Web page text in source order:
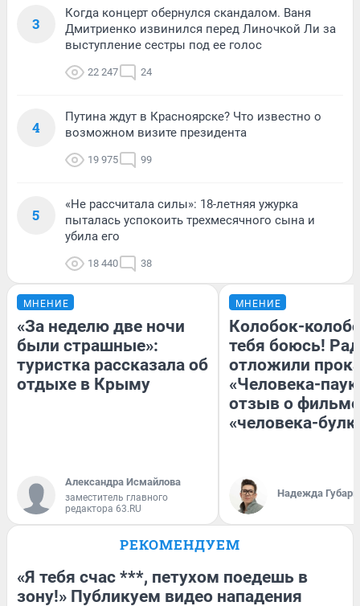
3
Когда концерт обернулся скандалом. Ваня
Дмитриенко извинился перед Линочкой Ли за
выступление сестры под ее голос
22 247 24
4
Путина ждут в Красноярске? Что известно о
возможном визите президента
19 975 99
5
«Не рассчитала силы»: 18-летняя ужурка
пыталась успокоить трехмесячного сына и
убила его
18 440 38
МНЕНИЕ
«За неделю две ночи
были страшные»:
туристка рассказала об
отдыхе в Крыму
Александра Исмайлова
заместитель главного
редактора 63.RU
МНЕНИЕ
Колобок-
тебя боюсь!
отложили
«Человека-
отзыв о
«человека-
Надежда Губарь
РЕКОМЕНДУЕМ
«Я тебя счас ***, петухом поедешь в
зону!» Публикуем видео нападения